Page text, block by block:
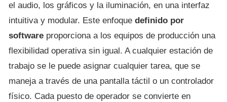
el audio, los gráficos y la iluminación, en una interfaz
intuitiva y modular. Este enfoque definido por
software proporciona a los equipos de producción una
flexibilidad operativa sin igual. A cualquier estación de
trabajo se le puede asignar cualquier tarea, que se
maneja a través de una pantalla táctil o un controlador
físico. Cada puesto de operador se convierte en